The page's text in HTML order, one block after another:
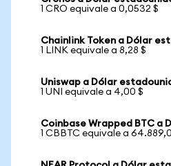
1 CRO equivale a 0,0532 $
Chainlink Token a Dólar
1 LINK equivale a 8,28 $
Uniswap a Dólar
1 UNI equivale a 4,00 $
Coinbase Wrapped BTC a
1 CBBTC equivale a